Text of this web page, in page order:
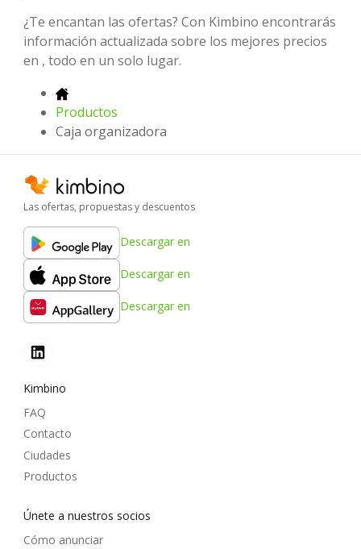
¿Te encantan las ofertas? Con Kimbino encontrarás
información actualizada sobre los mejores precios
en , todo en un solo lugar.
Productos
Caja organizadora
Las ofertas, propuestas y descuentos
Descargar en
Descargar en
Descargar en
Kimbino
FAQ
Contacto
Ciudades
Productos
Únete a nuestros socios
Cómo anunciar